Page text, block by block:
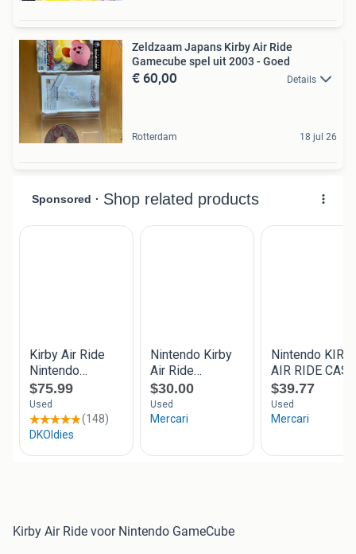
Zeldzaam Japans Kirby Air Ride
Gamecube spel uit 2003 - Goed
€ 60,00 Details
Rotterdam 18 jul 26
Kirby Air Ride voor Nintendo GameCube